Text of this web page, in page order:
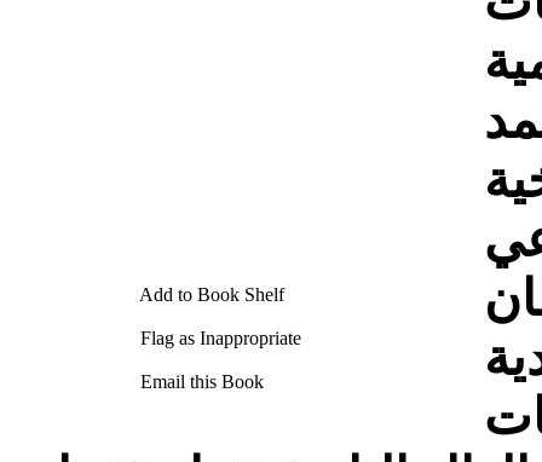
Add to Book Shelf
Flag as Inappropriate
Email this Book